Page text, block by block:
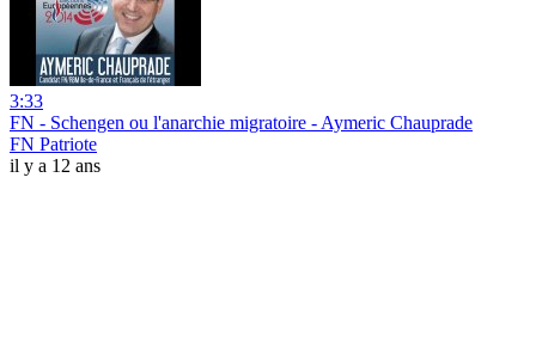
3:33
FN - Schengen ou l'anarchie migratoire - Aymeric Chauprade
FN Patriote
il y a 12 ans